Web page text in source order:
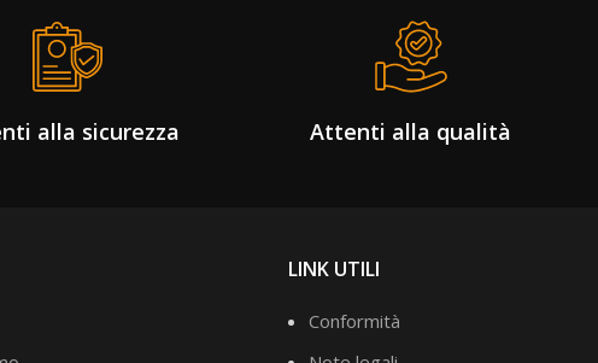
alla sicurezza Attenti alla qualità
LINK UTILI
Conformità